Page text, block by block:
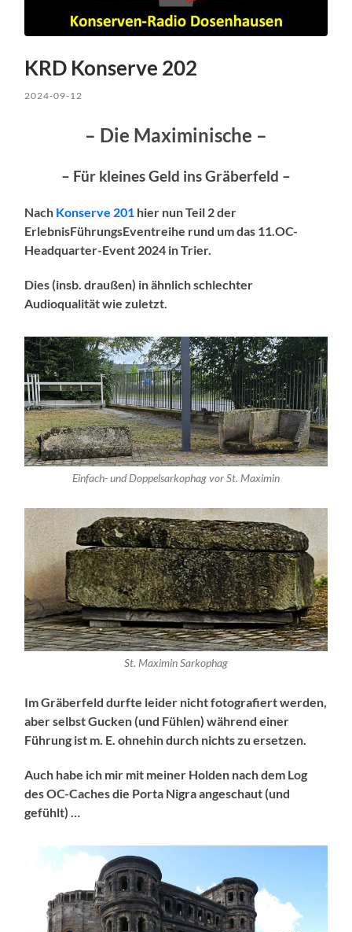
KRD Konserve 202
2024-09-12
– Die Maximinische –
– Für kleines Geld ins Gräberfeld –
Nach Konserve 201 hier nun Teil 2 der
ErlebnisFührungsEventreihe rund um das 11.OC-
Headquarter-Event 2024 in Trier.
Dies (insb. draußen) in ähnlich schlechter
Audioqualität wie zuletzt.
Einfach- und Doppelsarkophag vor St. Maximin
St. Maximin Sarkophag
Im Gräberfeld durfte leider nicht fotografiert werden,
aber selbst Gucken (und Fühlen) während einer
Führung ist m. E. ohnehin durch nichts zu ersetzen.
Auch habe ich mir mit meiner Holden nach dem Log
des OC-Caches die Porta Nigra angeschaut (und
gefühlt) …